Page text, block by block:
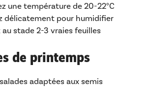
une température de 20-22°C
délicatement pour humidifier
au stade 2-3 vraies feuilles
de printemps
adaptées aux semis